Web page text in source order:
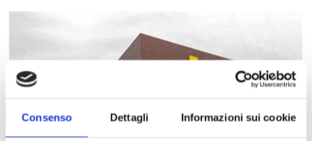
Consenso Dettagli Informazioni sui cookie